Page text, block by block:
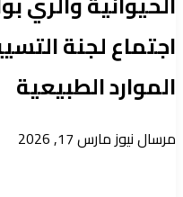
اجتماع لجنة
الموارد الطبيعية
مرسال نيوزأرسل
مارس 17, 2026